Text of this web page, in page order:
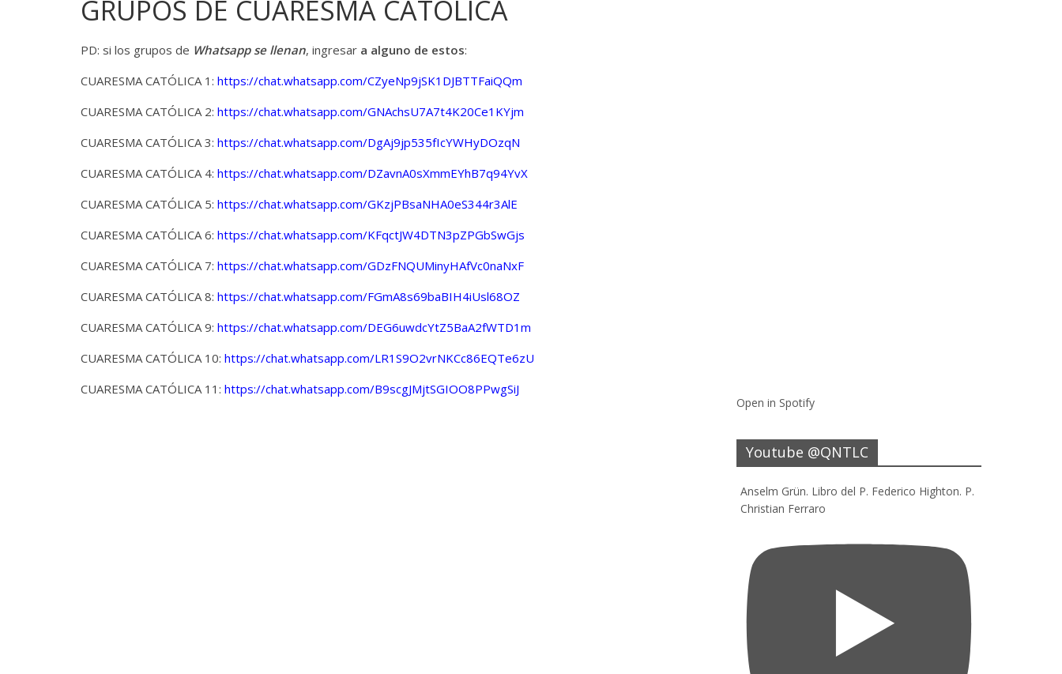
GRUPOS DE CUARESMA CATÓLICA
PD: si los grupos de Whatsapp se llenan, ingresar a alguno de estos:
CUARESMA CATÓLICA 1: https://chat.whatsapp.com/CZyeNp9jSK1DJBTTFaiQQm
CUARESMA CATÓLICA 2: https://chat.whatsapp.com/GNAchsU7A7t4K20Ce1KYjm
CUARESMA CATÓLICA 3: https://chat.whatsapp.com/DgAj9jp535fIcYWHyDOzqN
CUARESMA CATÓLICA 4: https://chat.whatsapp.com/DZavnA0sXmmEYhB7q94YvX
CUARESMA CATÓLICA 5: https://chat.whatsapp.com/GKzjPBsaNHA0eS344r3AlE
CUARESMA CATÓLICA 6: https://chat.whatsapp.com/KFqctJW4DTN3pZPGbSwGjs
CUARESMA CATÓLICA 7: https://chat.whatsapp.com/GDzFNQUMinyHAfVc0naNxF
CUARESMA CATÓLICA 8: https://chat.whatsapp.com/FGmA8s69baBIH4iUsl68OZ
CUARESMA CATÓLICA 9: https://chat.whatsapp.com/DEG6uwdcYtZ5BaA2fWTD1m
CUARESMA CATÓLICA 10: https://chat.whatsapp.com/LR1S9O2vrNKCc86EQTe6zU
CUARESMA CATÓLICA 11: https://chat.whatsapp.com/B9scgJMjtSGIOO8PPwgSiJ
Open in Spotify
Youtube @QNTLC
Anselm Grün. Libro del P. Federico Highton. P.
Christian Ferraro